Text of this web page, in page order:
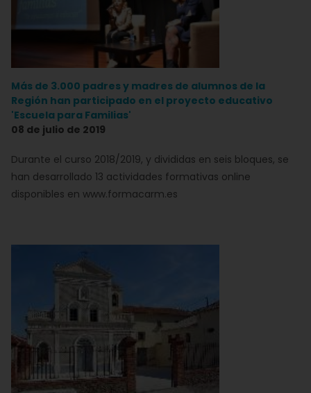
Más de 3.000 padres y madres de alumnos de la
Región han participado en el proyecto educativo
'Escuela para Familias'
08 de julio de 2019
Durante el curso 2018/2019, y divididas en seis bloques, se
han desarrollado 13 actividades formativas online
disponibles en www.formacarm.es